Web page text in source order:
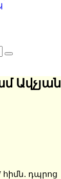
Ավչյան
հիմն․ դպրոց